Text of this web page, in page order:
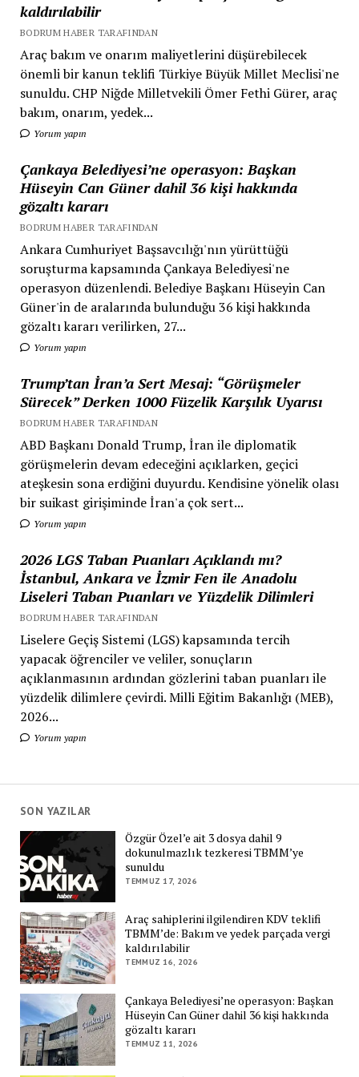
kaldırılabilir
BODRUM HABER TARAFINDAN
Araç bakım ve onarım maliyetlerini düşürebilecek
önemli bir kanun teklifi Türkiye Büyük Millet Meclisi'ne
sunuldu. CHP Niğde Milletvekili Ömer Fethi Gürer, araç
bakım, onarım, yedek...
Yorum yapın
Çankaya Belediyesi’ne operasyon: Başkan
Hüseyin Can Güner dahil 36 kişi hakkında
gözaltı kararı
BODRUM HABER TARAFINDAN
Ankara Cumhuriyet Başsavcılığı'nın yürüttüğü
soruşturma kapsamında Çankaya Belediyesi'ne
operasyon düzenlendi. Belediye Başkanı Hüseyin Can
Güner'in de aralarında bulunduğu 36 kişi hakkında
gözaltı kararı verilirken, 27...
Yorum yapın
Trump’tan İran’a Sert Mesaj: “Görüşmeler
Sürecek” Derken 1000 Füzelik Karşılık Uyarısı
BODRUM HABER TARAFINDAN
ABD Başkanı Donald Trump, İran ile diplomatik
görüşmelerin devam edeceğini açıklarken, geçici
ateşkesin sona erdiğini duyurdu. Kendisine yönelik olası
bir suikast girişiminde İran'a çok sert...
Yorum yapın
2026 LGS Taban Puanları Açıklandı mı?
İstanbul, Ankara ve İzmir Fen ile Anadolu
Liseleri Taban Puanları ve Yüzdelik Dilimleri
BODRUM HABER TARAFINDAN
Liselere Geçiş Sistemi (LGS) kapsamında tercih
yapacak öğrenciler ve veliler, sonuçların
açıklanmasının ardından gözlerini taban puanları ile
yüzdelik dilimlere çevirdi. Milli Eğitim Bakanlığı (MEB),
2026...
Yorum yapın
SON YAZILAR
Özgür Özel’e ait 3 dosya dahil 9
dokunulmazlık tezkeresi TBMM’ye
sunuldu
TEMMUZ 17, 2026
Araç sahiplerini ilgilendiren KDV teklifi
TBMM’de: Bakım ve yedek parçada vergi
kaldırılabilir
TEMMUZ 16, 2026
Çankaya Belediyesi’ne operasyon: Başkan
Hüseyin Can Güner dahil 36 kişi hakkında
gözaltı kararı
TEMMUZ 11, 2026